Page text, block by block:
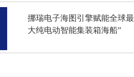
挪瑞电子海图引擎赋能全球最
大纯电动智能集装箱海船”